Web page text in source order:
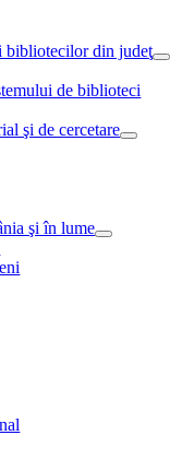
bibliotecilor din judeţ
de biblioteci
şi de cercetare
şi în lume